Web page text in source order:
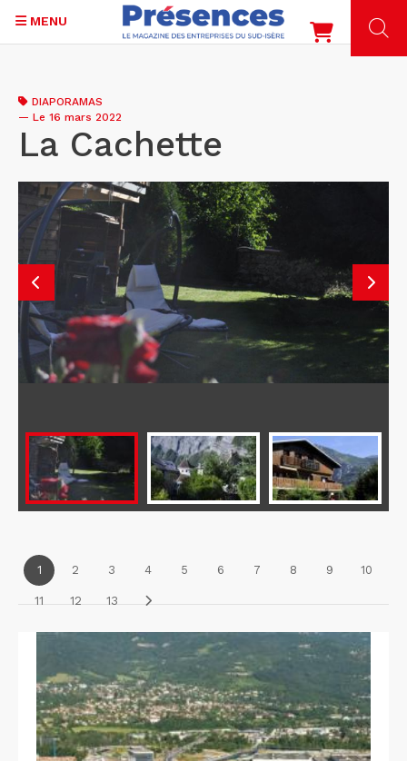
contenu
principal
MENU
DIAPORAMAS
— Le 16 mars 2022
La Cachette
1 2 3 4 5 6 7 8 9 10
11 12 13